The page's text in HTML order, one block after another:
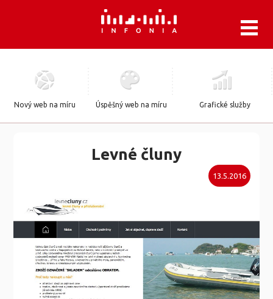
Levné čluny
13.5.2016
Nový web na míru Úspěšný web na míru Grafické služby